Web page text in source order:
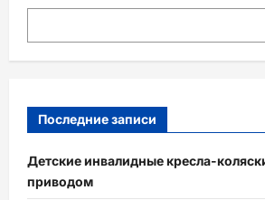
Последние записи
Детские инвалидные кресла-
приводом